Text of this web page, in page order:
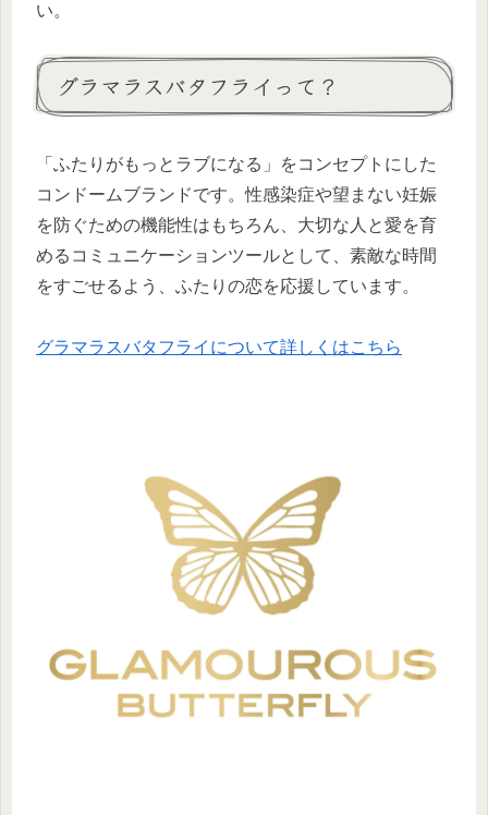
い。
グラマラスバタフライって？
「ふたりがもっとラブになる」をコンセプトにした
コンドームブランドです。性感染症や望まない妊娠
を防ぐための機能性はもちろん、大切な人と愛を育
めるコミュニケーションツールとして、素敵な時間
をすごせるよう、ふたりの恋を応援しています。
グラマラスバタフライについて詳しくはこちら